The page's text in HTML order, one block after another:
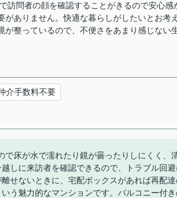
訪問者の顔を確認することがきるので安心感
がありません。快適な暮らしがしたいとお考
整っているので、不便さをあまり感じない
介手数料不要
で床が水で濡れたり鏡が曇ったりしにくく、
しに来訪者を確認できるので、トラブル回
せないときに、宅配ボックスがあれば再配
う魅力的なマンションです。バルコニー付